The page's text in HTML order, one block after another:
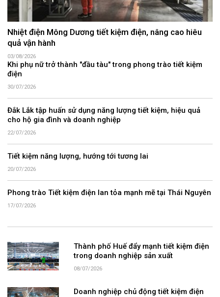
Nhiệt điện Mông Dương tiết kiệm điện, nâng cao hiêu
quả vận hành
03/08/2026
Khi phụ nữ trở thành "đầu tàu" trong phong trào tiết kiệm
điện
30/07/2026
Đắk Lắk tập huấn sử dụng năng lượng tiết kiệm, hiệu quả
cho hộ gia đình và doanh nghiệp
22/07/2026
Tiết kiệm năng lượng, hướng tới tương lai
20/07/2026
Phong trào Tiết kiệm điện lan tỏa mạnh mẽ tại Thái Nguyên
17/07/2026
Thành phố Huế đẩy mạnh tiết kiệm điện
trong doanh nghiệp sản xuất
08/07/2026
Doanh nghiệp chủ động tiết kiệm điện